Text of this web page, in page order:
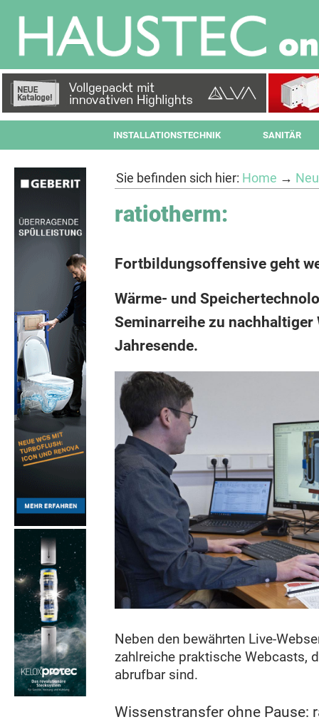
INSTALLATIONSTECHNIK SANITÄR
Sie befinden sich hier: Home →
ratiotherm:
Fortbildungsoffensive geht
Wärme- und
Seminarreihe zu nachhaltiger
Jahresende.
Neben den bewährten Live-
zahlreiche praktische Webcasts,
abrufbar sind.
Wissenstransfer ohne Pause: